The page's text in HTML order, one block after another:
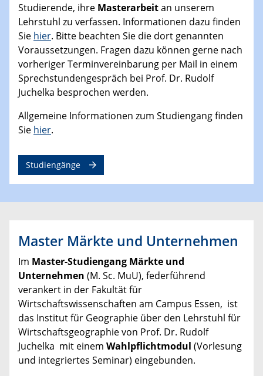
Studierende, ihre Masterarbeitan unserem
Lehrstuhl zu verfassen. Informationen dazu finden
Sie hier. Bitte beachten Sie die dort genannten
Voraussetzungen. Fragen dazu können gerne nach
vorheriger Terminvereinbarung per Mail in einem
Sprechstundengespräch bei Prof. Dr. Rudolf
Juchelka besprochen werden.
Allgemeine Informationen zum Studiengang finden
Sie hier.
Studiengänge
Master Märkte und Unternehmen
Im Master-Studiengang Märkte und
Unternehmen (M. Sc. MuU), federführend
verankert in der Fakultät für
Wirtschaftswissenschaften am Campus Essen, ist
das Institut für Geographie über den Lehrstuhl für
Wirtschaftsgeographie von Prof. Dr. Rudolf
Juchelka mit einem Wahlpflichtmodul (Vorlesung
und integriertes Seminar) eingebunden.